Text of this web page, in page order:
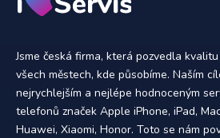
Jsme česká firma, která pozvedla
všech městech, kde působíme. Naším
nejrychlejším a nejlépe hodnoceným
telefonů značek Apple iPhone, iPad,
Huawei, Xiaomi, Honor. Toto se nám